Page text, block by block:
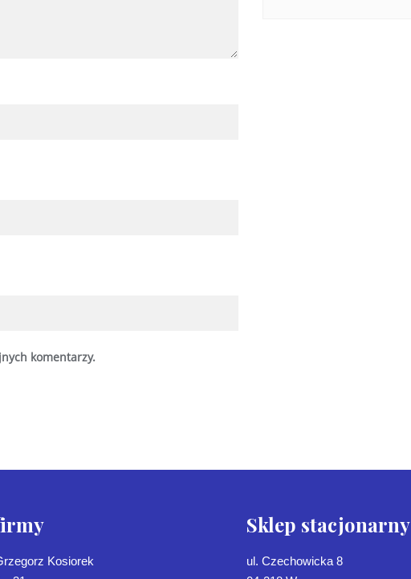
komentarzy.
Kosiorek
Sklep stacjonarny
ul. Czechowicka 8